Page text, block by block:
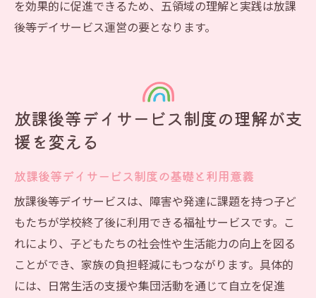
を効果的に促進できるため、五領域の理解と実践は放課
後等デイサービス運営の要となります。
放課後等デイサービス制度の理解が支
援を変える
放課後等デイサービス制度の基礎と利用意義
放課後等デイサービスは、障害や発達に課題を持つ子ど
もたちが学校終了後に利用できる福祉サービスです。こ
れにより、子どもたちの社会性や生活能力の向上を図る
ことができ、家族の負担軽減にもつながります。具体的
には、日常生活の支援や集団活動を通じて自立を促進